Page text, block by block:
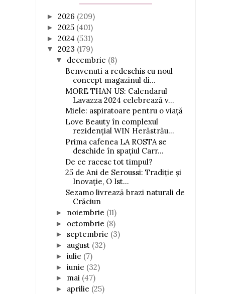
► 2026 (209)
► 2025 (401)
► 2024 (531)
▼ 2023 (179)
▼ decembrie (8)
Benvenuti a redeschis cu noul
concept magazinul di...
MORE THAN US: Calendarul
Lavazza 2024 celebrează v...
Miele: aspiratoare pentru o viaţă
Love Beauty în complexul
rezidențial WIN Herăstrău...
Prima cafenea LA ROSTA se
deschide în spațiul Carr...
De ce racesc tot timpul?
25 de Ani de Seroussi: Tradiție și
Inovație, O Ist...
Sezamo livrează brazi naturali de
Crăciun
► noiembrie (11)
► octombrie (8)
► septembrie (3)
► august (32)
► iulie (7)
► iunie (32)
► mai (47)
► aprilie (25)